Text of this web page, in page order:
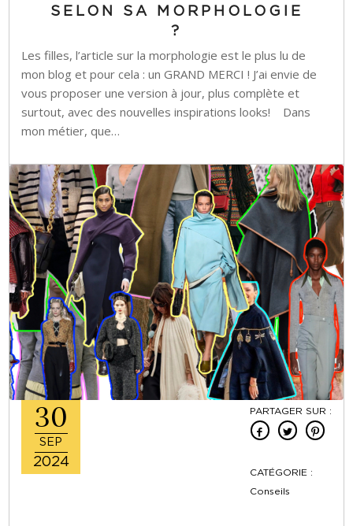
SELON SA MORPHOLOGIE
?
Les filles, l’article sur la morphologie est le plus lu de
mon blog et pour cela : un GRAND MERCI ! J’ai envie de
vous proposer une version à jour, plus complète et
surtout, avec des nouvelles inspirations looks! Dans
mon métier, que…
30
SEP
2024
PARTAGER SUR :
CATÉGORIE :
Conseils